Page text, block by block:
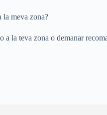
la meva zona?
la teva zona o demanar